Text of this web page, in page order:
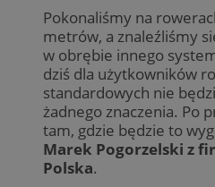
Pokonaliśmy na
metrów, a znaleźliśmy
w obrębie innego
dziś dla użytkowników
standardowych nie
żadnego znaczenia. Po
tam, gdzie będzie to
Marek Pogorzelski z
Polska.